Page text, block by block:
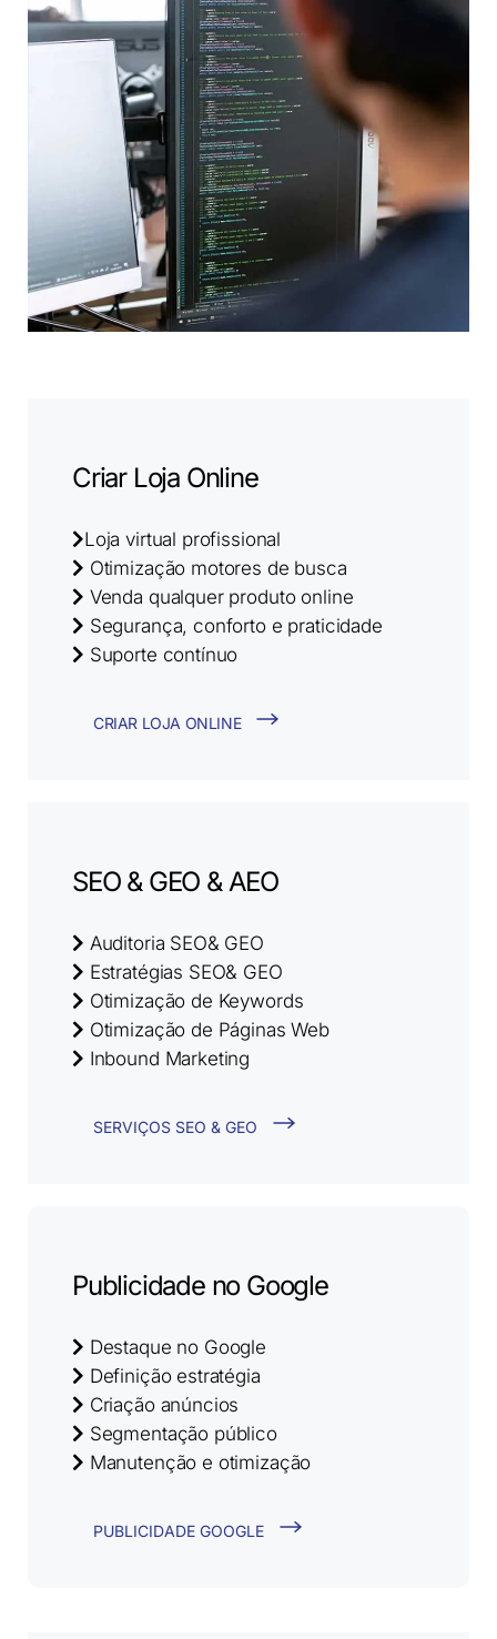
Criar Loja Online
Loja virtual profissional
Otimização motores de busca
Venda qualquer produto online
Segurança, conforto e praticidade
Suporte contínuo
CRIAR LOJA ONLINE
SEO & GEO & AEO
Auditoria SEO& GEO
Estratégias SEO& GEO
Otimização de Keywords
Otimização de Páginas Web
Inbound Marketing
SERVIÇOS SEO & GEO
Publicidade no Google
Destaque no Google
Definição estratégia
Criação anúncios
Segmentação público
Manutenção e otimização
PUBLICIDADE GOOGLE